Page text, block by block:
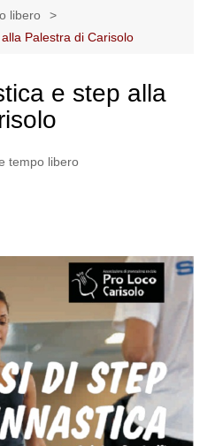
libero
Palestra di Carisolo
e step alla
tempo libero